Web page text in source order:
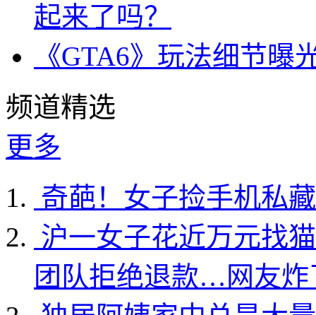
起来了吗？
《GTA6》玩法细节
频道精选
更多
奇葩！女子捡手机私
沪一女子花近万元找
团队拒绝退款…网友炸